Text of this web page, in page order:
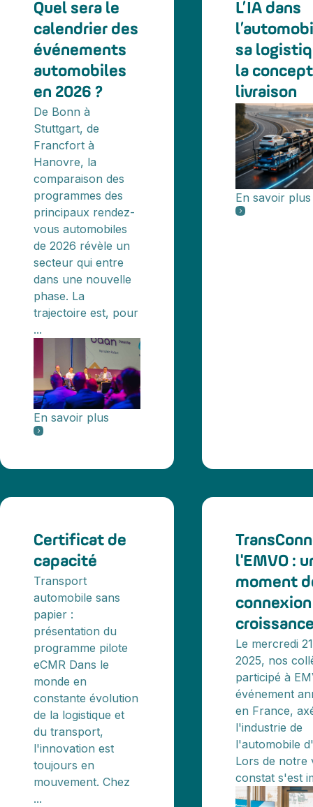
Quel sera le
calendrier des
événements
automobiles
en 2026 ?
De Bonn à
Stuttgart, de
Francfort à
Hanovre, la
comparaison des
programmes des
principaux rendez-
vous automobiles
de 2026 révèle un
secteur qui entre
dans une nouvelle
phase. La
trajectoire est, pour
...
En savoir plus
L’IA dans
sa
la
livraison
En savoir plus
Certificat de
capacité
Transport
automobile sans
papier :
présentation du
programme pilote
eCMR Dans le
monde en
constante évolution
de la logistique et
du transport,
l'innovation est
toujours en
mouvement. Chez
...
l'EMVO :
moment
Le mercredi
2025, nos
participé à
événement
en France,
l'industrie de
l'automobile
Lors de notre
constat s'est